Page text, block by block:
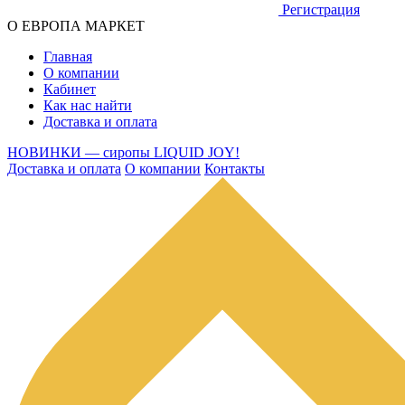
Регистрация
О ЕВРОПА МАРКЕТ
Главная
О компании
Кабинет
Как нас найти
Доставка и оплата
НОВИНКИ — сиропы LIQUID JOY!
Доставка и оплата О компании Контакты